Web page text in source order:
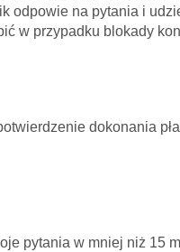
odpowie na pytania i
w przypadku blokady
dokonania
pytania w mniej niż 15